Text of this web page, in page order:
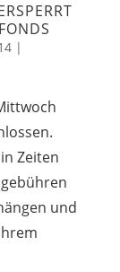
|
Zeiten
und